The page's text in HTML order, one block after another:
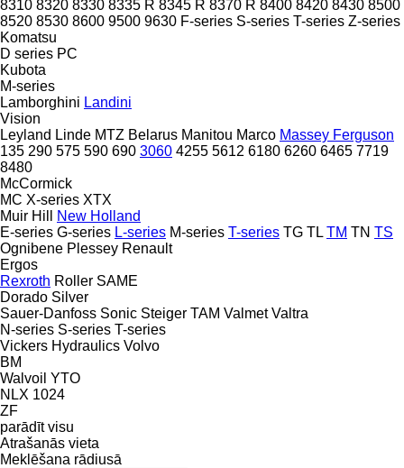
8310 8320 8330 8335 R 8345 R 8370 R 8400 8420 8430 8500
8520 8530 8600 9500 9630 F-series S-series T-series Z-series
Komatsu
D series PC
Kubota
M-series
Lamborghini Landini
Vision
Leyland Linde MTZ Belarus Manitou Marco Massey Ferguson
135 290 575 590 690 3060 4255 5612 6180 6260 6465 7719
8480
McCormick
MC X-series XTX
Muir Hill
New Holland
E-series G-series L-series M-series T-series TG TL TM TN TS
Ognibene Plessey Renault
Ergos
Rexroth Roller SAME
Dorado Silver
Sauer-Danfoss Sonic Steiger TAM Valmet Valtra
N-series S-series T-series
Vickers Hydraulics Volvo
BM
Walvoil YTO
NLX 1024
ZF
parādīt visu
Atrašanās vieta
Meklēšana rādiusā